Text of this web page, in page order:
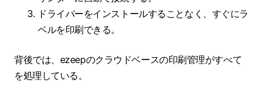
ドライバーをインストールすることなく、すぐにラ
ベルを印刷できる。
背後では、ezeepのクラウドベースの印刷管理がすべて
を処理している。